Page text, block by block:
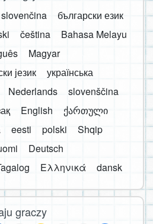
slovenčina
български език
čeština
Bahasa Melayu
Magyar
језик
українська
Nederlands
slovenščina
English
ქართული
eesti polski
Shqip
Deutsch
Ελληνικά dansk
graczy